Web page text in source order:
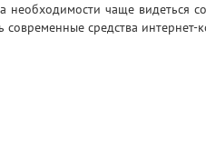
необходимости чаще видеться
современные средства